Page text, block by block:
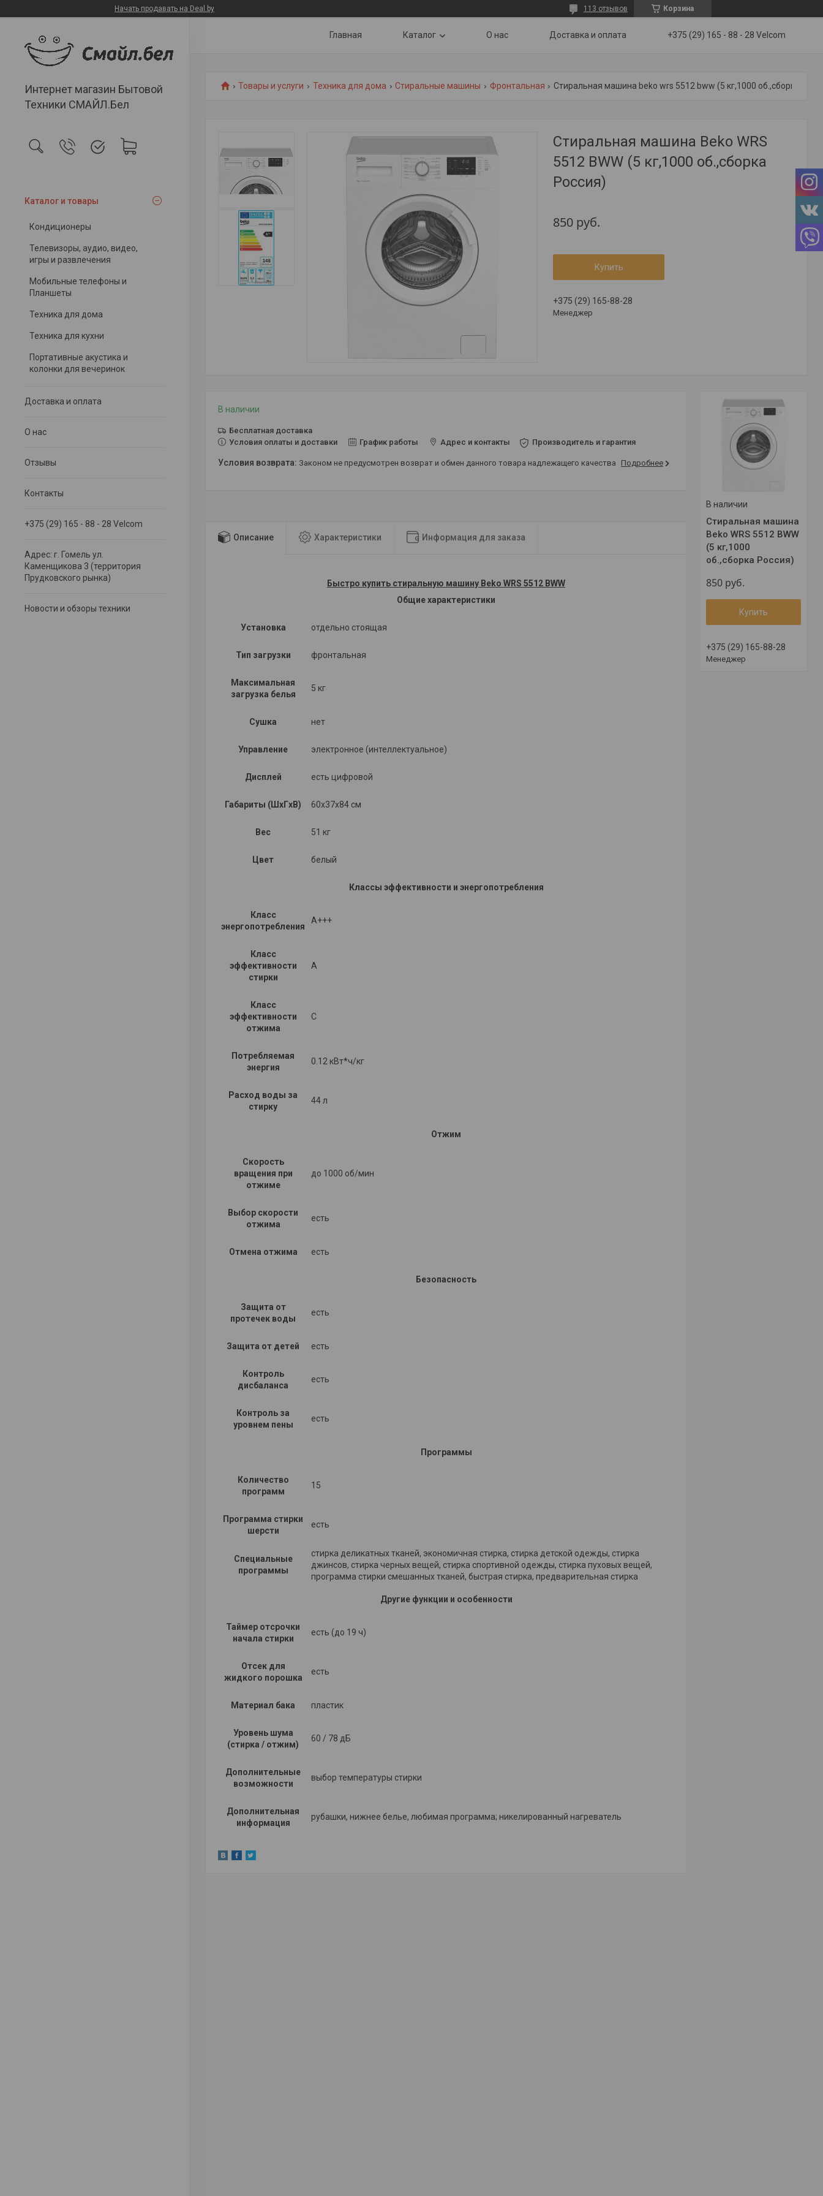
Начать продавать на Deal.by Корзина
113 отзывов
Интернет магазин Бытовой
Техники СМАЙЛ.Бел
Каталог и товары
Кондиционеры
Телевизоры, аудио, видео,
игры и развлечения
Мобильные телефоны и
Планшеты
Техника для дома
Техника для кухни
Портативные акустика и
колонки для вечеринок
Доставка и оплата
О нас
Отзывы
Контакты
+375 (29) 165 - 88 - 28 Velcom
Адрес: г. Гомель ул.
Каменщикова 3 (территория
Прудковского рынка)
Новости и обзоры техники
Главная Каталог О нас Доставка и оплата +375 (29) 165 - 88 - 28 Velcom
Товары и услуги Техника для дома Стиральные машины Фронтальная
Стиральная машина Beko WRS
5512 BWW (5 кг,1000 об.,сборка
Россия)
850 руб.
Купить
+375 (29) 165-88-28
Менеджер
В наличии
Стиральная машина
Beko WRS 5512 BWW
(5 кг,1000
об.,сборка Россия)
850 руб.
Купить
+375 (29) 165-88-28
Менеджер
В наличии
Бесплатная доставка
Условия оплаты и доставки
График работы Адрес и контакты Производитель и гарантия
Законом не предусмотрен возврат и обмен данного товара надлежащего качества Подробнее
Описание Характеристики Информация для заказа
Быстро купить стиральную машину Beko WRS 5512 BWW
Общие характеристики
Установка отдельно стоящая
Тип загрузки фронтальная
Максимальная
загрузка белья
5 кг
Сушка нет
Управление электронное (интеллектуальное)
Дисплей есть цифровой
Габариты (ШxГxВ) 60x37x84 см
Вес 51 кг
Цвет белый
Классы эффективности и энергопотребления
Класс
энергопотребления
A+++
Класс
эффективности
стирки
A
Класс
эффективности
отжима
C
Потребляемая
энергия
0.12 кВт*ч/кг
Расход воды за
стирку
44 л
Отжим
Скорость
вращения при
отжиме
до 1000 об/мин
Выбор скорости
отжима
есть
Отмена отжима есть
Безопасность
Защита от
протечек воды
есть
Защита от детей есть
Контроль
дисбаланса
есть
Контроль за
уровнем пены
есть
Программы
Количество
программ
15
Программа стирки
шерсти
есть
Специальные
программы
стирка деликатных тканей, экономичная стирка, стирка детской одежды, стирка
джинсов, стирка черных вещей, стирка спортивной одежды, стирка пуховых вещей,
программа стирки смешанных тканей, быстрая стирка, предварительная стирка
Другие функции и особенности
Таймер отсрочки
начала стирки
есть (до 19 ч)
Отсек для
жидкого порошка
есть
Материал бака пластик
Уровень шума
(стирка / отжим)
60 / 78 дБ
Дополнительные
возможности
выбор температуры стирки
Дополнительная
информация
рубашки, нижнее белье, любимая программа; никелированный нагреватель